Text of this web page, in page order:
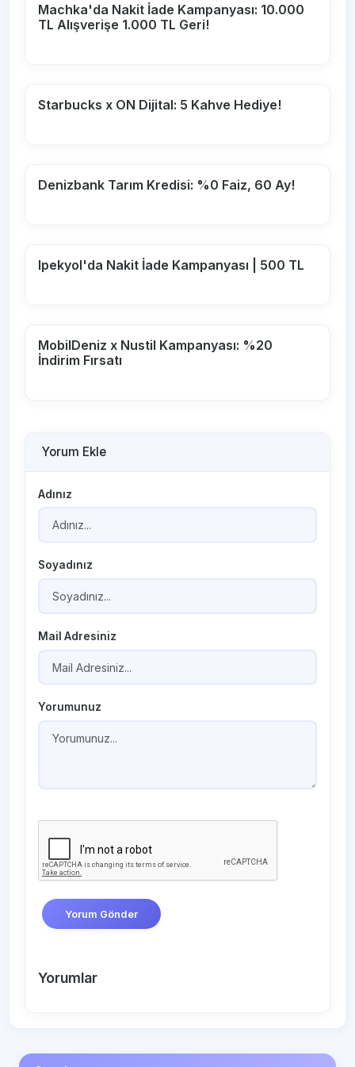
Machka'da Nakit İade Kampanyası: 10.000
TL Alışverişe 1.000 TL Geri!
Starbucks x ON Dijital: 5 Kahve Hediye!
Denizbank Tarım Kredisi: %0 Faiz, 60 Ay!
Ipekyol'da Nakit İade Kampanyası | 500 TL
MobilDeniz x Nustil Kampanyası: %20
İndirim Fırsatı
Yorum Ekle
Adınız
Soyadınız
Mail Adresiniz
Yorumunuz
Yorum Gönder
Yorumlar